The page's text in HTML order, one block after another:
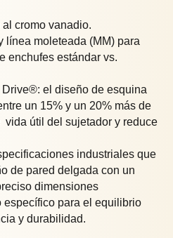
cromo vanadio.
línea moleteada (MM) para
enchufes estándar vs.
el diseño de esquina
un 15% y un 20% más de
vida útil del sujetador y reduce
industriales que
de pared delgada con un
dimensiones
específico para el equilibrio
y durabilidad.